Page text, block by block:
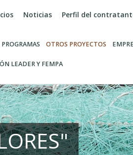
Noticias Perfil del
OTROS PROYECTOS
LEADER Y FEMPA